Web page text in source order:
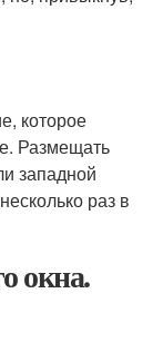
которое
Размещать
западной
раз в
окна.